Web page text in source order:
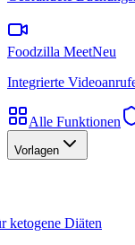
Foodzilla MeetNeu
Integrierte
Alle Funktionen
Vorlagen
ketogene Diäten